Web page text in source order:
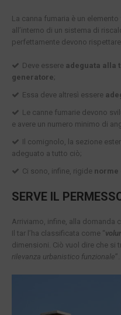
La canna fumaria è un
all’interno di un sistema di
perfettamente devono
Deve essere adeguata alla
generatore;
Essa deve altresì essere
Le canne fumarie devono
e avere un numero minimo di
Il comignolo, la sezione
adeguato a tutto ciò;
Ci sono, infine, rigide norme
SERVE IL
Arriviamo, infine, alla domanda
Il tar l’ha classificata come “
dimensioni. Ciò vuol dire che si
rilevanza urbanistico funzionale”.